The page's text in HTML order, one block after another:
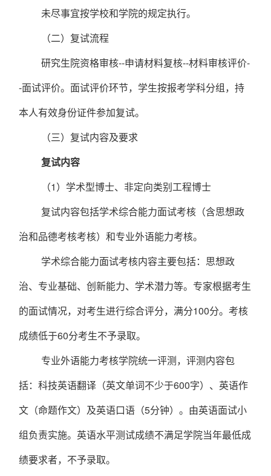
未尽事宜按学校和学院的规定执行。
（二）复试流程
研究生院资格审核--申请材料复核--材料审核评价-
-面试评价。面试评价环节，学生按报考学科分组，持
本人有效身份证件参加复试。
（三）复试内容及要求
复试内容
（1）学术型博士、非定向类别工程博士
复试内容包括学术综合能力面试考核（含思想政
治和品德考核考核）和专业外语能力考核。
学术综合能力面试考核内容主要包括：思想政
治、专业基础、创新能力、学术潜力等。专家根据考生
的面试情况，对考生进行综合评分，满分100分。考核
成绩低于60分考生不予录取。
专业外语能力考核学院统一评测， 评测内容包
括：科技英语翻译（英文单词不少于600字）、英语作
文（命题作文）及英语口语（5分钟）。由英语面试小
组负责实施。英语水平测试成绩不满足学院当年最低成
绩要求者，不予录取。